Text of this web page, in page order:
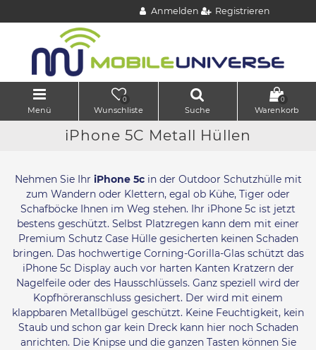
Anmelden Registrieren
Menü
0
Wunschliste Suche
0
Warenkorb
iPhone 5C Metall Hüllen
Nehmen Sie Ihr iPhone 5c in der Outdoor Schutzhülle mit
zum Wandern oder Klettern, egal ob Kühe, Tiger oder
Schafböcke Ihnen im Weg stehen. Ihr iPhone 5c ist jetzt
bestens geschützt. Selbst Platzregen kann dem mit einer
Premium Schutz Case Hülle gesicherten keinen Schaden
bringen. Das hochwertige Corning-Gorilla-Glas schützt das
iPhone 5c Display auch vor harten Kanten Kratzern der
Nagelfeile oder des Hausschlüssels. Ganz speziell wird der
Kopfhöreranschluss gesichert. Der wird mit einem
klappbaren Metallbügel geschützt. Keine Feuchtigkeit, kein
Staub und schon gar kein Dreck kann hier noch Schaden
anrichten. Die Knipse und die ganzen Tasten können Sie